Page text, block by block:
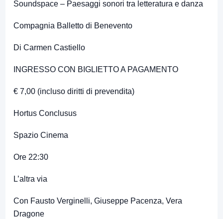
Soundspace – Paesaggi sonori tra letteratura e danza
Compagnia Balletto di Benevento
Di Carmen Castiello
INGRESSO CON BIGLIETTO A PAGAMENTO
€ 7,00 (incluso diritti di prevendita)
Hortus Conclusus
Spazio Cinema
Ore 22:30
L’altra via
Con Fausto Verginelli, Giuseppe Pacenza, Vera
Dragone